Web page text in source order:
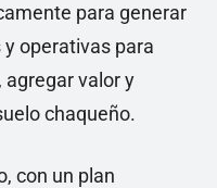
para generar
operativas para
agregar valor y
chaqueño.
con un plan